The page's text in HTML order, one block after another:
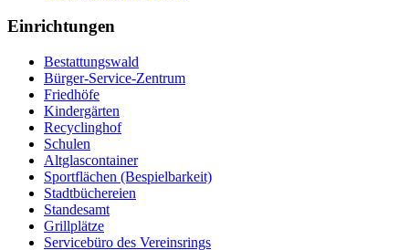
Einrichtungen
Bestattungswald
Bürger-Service-Zentrum
Friedhöfe
Kindergärten
Recyclinghof
Schulen
Altglascontainer
Sportflächen (Bespielbarkeit)
Stadtbüchereien
Standesamt
Grillplätze
Servicebüro des Vereinsrings